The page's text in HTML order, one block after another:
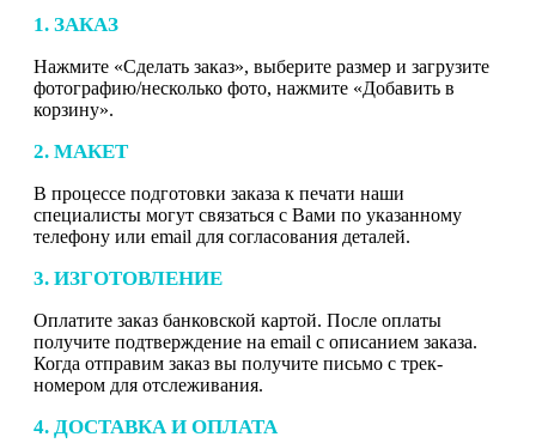
1. ЗАКАЗ
Нажмите «Сделать заказ», выберите размер и загрузите
фотографию/несколько фото, нажмите «Добавить в
корзину».
2. МАКЕТ
В процессе подготовки заказа к печати наши
специалисты могут связаться с Вами по указанному
телефону или email для согласования деталей.
3. ИЗГОТОВЛЕНИЕ
Оплатите заказ банковской картой. После оплаты
получите подтверждение на email с описанием заказа.
Когда отправим заказ вы получите письмо с трек-
номером для отслеживания.
4. ДОСТАВКА И ОПЛАТА